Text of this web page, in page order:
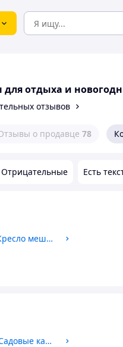
для отдыха и
отзывов
о продавце 78
Отрицательные Есть
Кресло-мешок Груша XL, Кресло мешок со сьемным чехлом, Бескаркасные пуфы и кресла, Кресло мешок для ребенка
Подвесная качеля гамак, Садовые качели для дачи и приусадебного участка, Уличные качели, нагрузка 200 кг